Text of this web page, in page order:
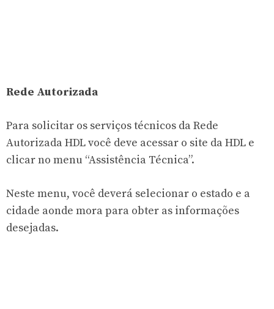
Rede Autorizada
Para solicitar os serviços técnicos da Rede
Autorizada HDL você deve acessar o site da HDL e
clicar no menu “Assistência Técnica”.
Neste menu, você deverá selecionar o estado e a
cidade aonde mora para obter as informações
desejadas.